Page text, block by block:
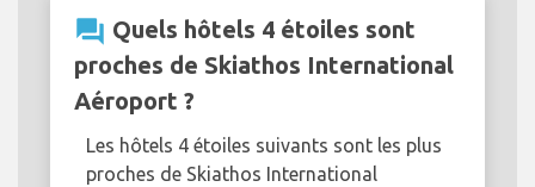
question_answer Quels hôtels 4 étoiles sont
proches de Skiathos International
Aéroport ?
Les hôtels 4 étoiles suivants sont les plus
proches de Skiathos International